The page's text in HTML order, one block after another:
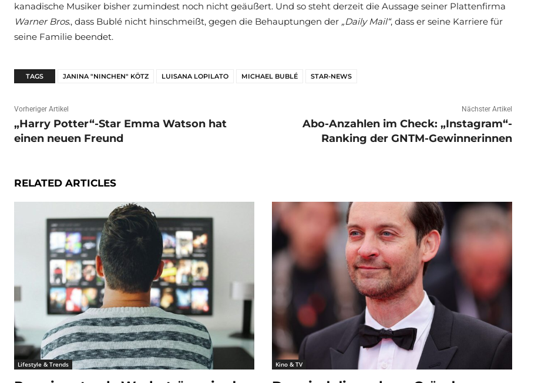
kanadische Musiker bisher zumindest noch nicht geäußert. Und so steht derzeit die Aussage seiner Plattenfirma
Warner Bros., dass Bublé nicht hinschmeißt, gegen die Behauptungen der „Daily Mail“, dass er seine Karriere für
seine Familie beendet.
TAGS JANINA "NINCHEN" KÖTZ LUISANA LOPILATO MICHAEL BUBLÉ STAR-NEWS
Vorheriger Artikel
„Harry Potter“-Star Emma Watson hat
einen neuen Freund
Nächster Artikel
Abo-Anzahlen im Check: „Instagram“-
Ranking der GNTM-Gewinnerinnen
RELATED ARTICLES
Lifestyle & Trends Kino & TV